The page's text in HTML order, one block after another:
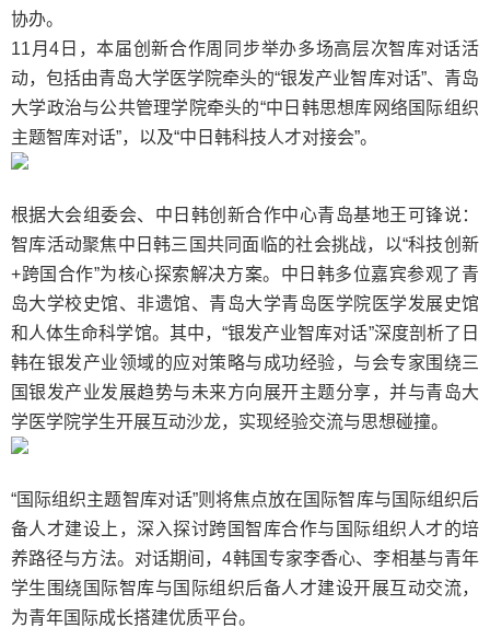
协办。
11月4日，本届创新合作周同步举办多场高层次智库对话活
动，包括由青岛大学医学院牵头的“银发产业智库对话”、青岛
大学政治与公共管理学院牵头的“中日韩思想库网络国际组织
主题智库对话”，以及“中日韩科技人才对接会”。
根据大会组委会、中日韩创新合作中心青岛基地王可锋说：
智库活动聚焦中日韩三国共同面临的社会挑战，以“科技创新
+跨国合作”为核心探索解决方案。中日韩多位嘉宾参观了青
岛大学校史馆、非遗馆、青岛大学青岛医学院医学发展史馆
和人体生命科学馆。其中，“银发产业智库对话”深度剖析了日
韩在银发产业领域的应对策略与成功经验，与会专家围绕三
国银发产业发展趋势与未来方向展开主题分享，并与青岛大
学医学院学生开展互动沙龙，实现经验交流与思想碰撞。
“国际组织主题智库对话”则将焦点放在国际智库与国际组织后
备人才建设上，深入探讨跨国智库合作与国际组织人才的培
养路径与方法。对话期间，4韩国专家李香心、李相基与青年
学生围绕国际智库与国际组织后备人才建设开展互动交流，
为青年国际成长搭建优质平台。